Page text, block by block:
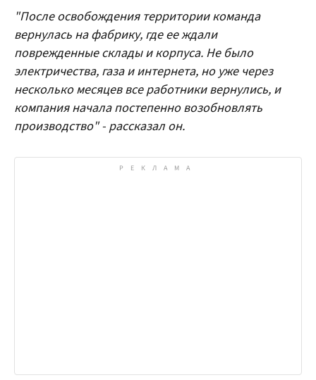
"После освобождения территории команда
вернулась на фабрику, где ее ждали
поврежденные склады и корпуса. Не было
электричества, газа и интернета, но уже через
несколько месяцев все работники вернулись, и
компания начала постепенно возобновлять
производство" - рассказал он.